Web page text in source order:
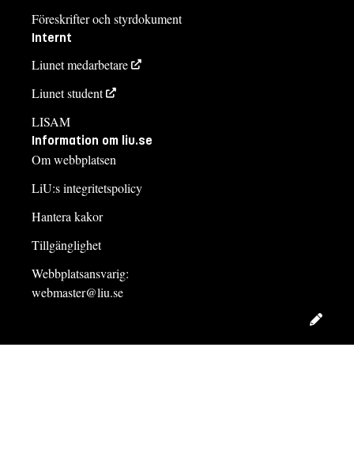
Föreskrifter och styrdokument
Internt
Liunet medarbetare
Liunet student
LISAM
Information om liu.se
Om webbplatsen
LiU:s integritetspolicy
Hantera kakor
Tillgänglighet
Webbplatsansvarig:
webmaster@liu.se